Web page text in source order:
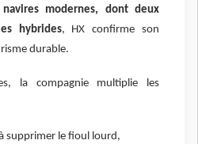
modernes, dont deux
hybrides, HX confirme son
durable.
la compagnie multiplie les
supprimer le fioul lourd,